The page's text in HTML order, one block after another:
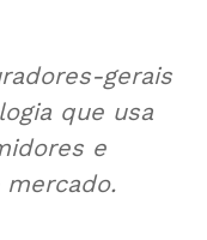
gerais
que usa
e